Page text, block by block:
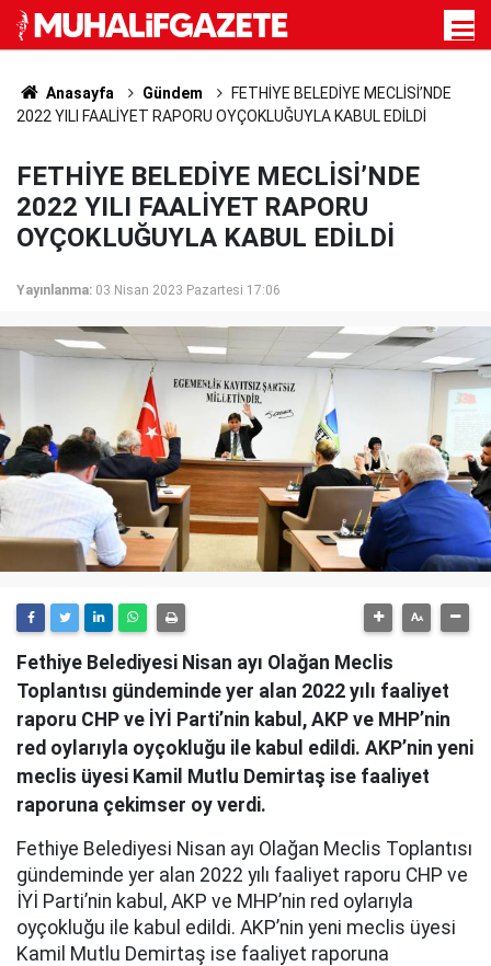
Anasayfa Gündem
FETHİYE BELEDİYE MECLİSİ’NDE
2022 YILI FAALİYET RAPORU OYÇOKLUĞUYLA KABUL EDİLDİ
FETHİYE BELEDİYE MECLİSİ’NDE
2022 YILI FAALİYET RAPORU
OYÇOKLUĞUYLA KABUL EDİLDİ
Yayınlanma: 03 Nisan 2023 Pazartesi 17:06
Fethiye Belediyesi Nisan ayı Olağan Meclis
Toplantısı gündeminde yer alan 2022 yılı faaliyet
raporu CHP ve İYİ Parti’nin kabul, AKP ve MHP’nin
red oylarıyla oyçokluğu ile kabul edildi. AKP’nin yeni
meclis üyesi Kamil Mutlu Demirtaş ise faaliyet
raporuna çekimser oy verdi.
Fethiye Belediyesi Nisan ayı Olağan Meclis Toplantısı
gündeminde yer alan 2022 yılı faaliyet raporu CHP ve
İYİ Parti’nin kabul, AKP ve MHP’nin red oylarıyla
oyçokluğu ile kabul edildi. AKP’nin yeni meclis üyesi
Kamil Mutlu Demirtaş ise faaliyet raporuna